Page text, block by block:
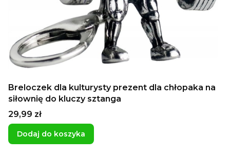
Breloczek dla kulturysty prezent dla chłopaka na
siłownię do kluczy sztanga
Cena
29,99 zł
Dodaj do koszyka